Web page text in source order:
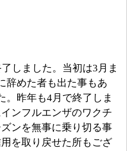
しました。当初は3月ま
辞めた者も出た事もあ
。昨年も4月で終了しま
ンフルエンザのワクチ
ンを無事に乗り切る事
を取り戻せた所もござ